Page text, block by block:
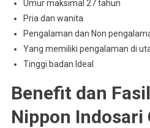
Umur maksimal 27 tahun
Pria dan wanita
Pengalaman dan Non
Yang memiliki pengalaman di
Tinggi badan Ideal
Benefit dan
Nippon Indosari